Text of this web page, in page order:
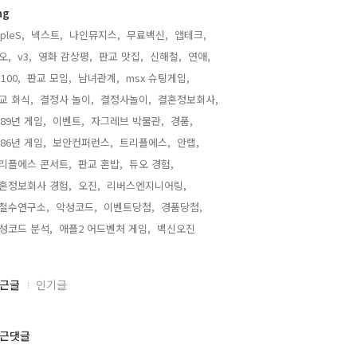
넥스트, 나인뮤지스, 무료백신, 앱테크,
, v3, 영화 감상평, 판교 맛집, 신해철, 연애,
판교 모임, 남녀관계, msx 슈팅게임,
회식, 결정사 놀이, 결정사놀이, 결혼정보회사,
년 게임, 이벤트, 자그레브 박물관, 경품,
년 게임, 보안컨퍼런스, 트리플에스, 안랩,
플에스 콘서트, 판교 혼밥, 듀오 경험,
정보회사 경험, 오진, 리버스엔지니어링,
수연구소, 악성코드, 이벤트당첨, 경품당첨,
코드 분석, 애플2 어드벤처 게임, 백신오진,
글 인기글
댓글